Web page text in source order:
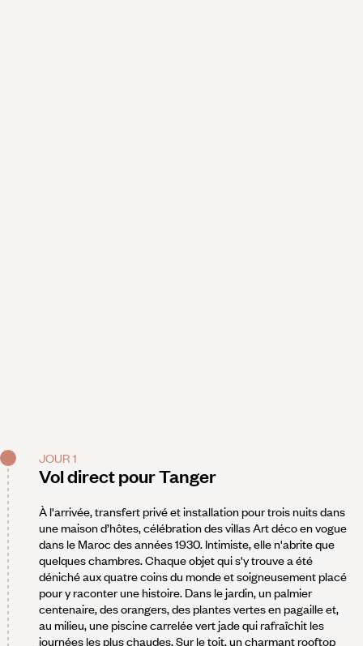
JOUR 1
Vol direct pour Tanger
À l'arrivée, transfert privé et installation pour trois nuits dans
une maison d’hôtes, célébration des villas Art déco en vogue
dans le Maroc des années 1930. Intimiste, elle n'abrite que
quelques chambres. Chaque objet qui s'y trouve a été
déniché aux quatre coins du monde et soigneusement placé
pour y raconter une histoire. Dans le jardin, un palmier
centenaire, des orangers, des plantes vertes en pagaille et,
au milieu, une piscine carrelée vert jade qui rafraîchit les
journées les plus chaudes. Sur le toit, un charmant rooftop